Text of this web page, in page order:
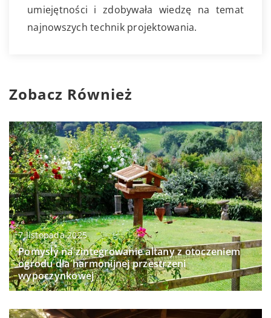
umiejętności i zdobywała wiedzę na temat
najnowszych technik projektowania.
Zobacz Również
7 listopada 2025
Pomysły na zintegrowanie altany z otoczeniem
ogrodu dla harmonijnej przestrzeni
wypoczynkowej